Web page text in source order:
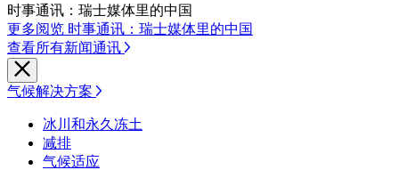
时事通讯：瑞士媒体里的中国
更多阅览 时事通讯：瑞士媒体里的中国
查看所有新闻通讯
气候解决方案
冰川和永久冻土
减排
气候适应